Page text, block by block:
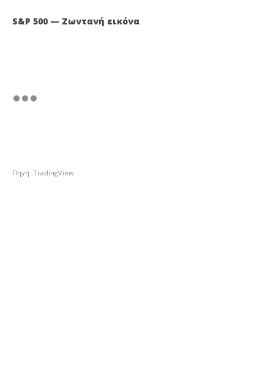
S&P 500 — Ζωντανή εικόνα
Πηγή: TradingView